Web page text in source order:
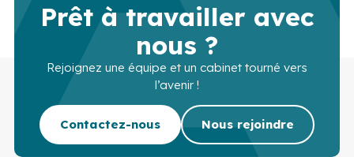
Prêt à travailler avec
nous ?
Rejoignez une équipe et un cabinet tourné vers
l’avenir !
Contactez-nous Nous rejoindre